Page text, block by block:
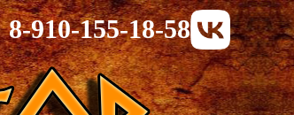
8-910-155-18-58